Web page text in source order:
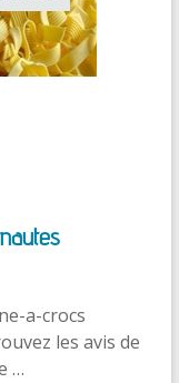
a-crocs
les avis de
…